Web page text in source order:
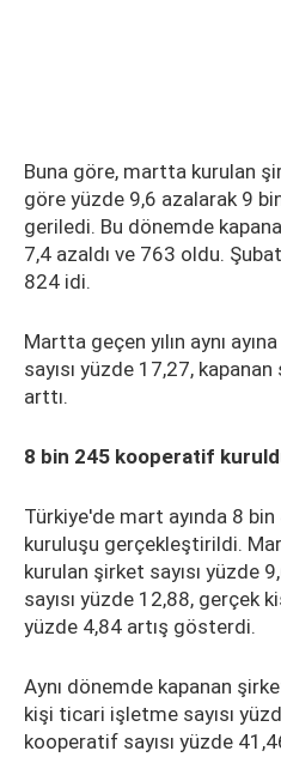
Buna göre, martta kurulan
göre yüzde 9,6 azalarak 9
geriledi. Bu dönemde
7,4 azaldı ve 763 oldu.
824 idi.
Martta geçen yılın aynı
sayısı yüzde 17,27,
arttı.
8 bin 245 kooperatif
Türkiye'de mart ayında 8
kuruluşu gerçekleştirildi.
kurulan şirket sayısı yüzde
sayısı yüzde 12,88, gerçek
yüzde 4,84 artış gösterdi.
Aynı dönemde kapanan
kişi ticari işletme sayısı
kooperatif sayısı yüzde